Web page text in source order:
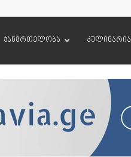
ჯანმრთელობა კულინარია